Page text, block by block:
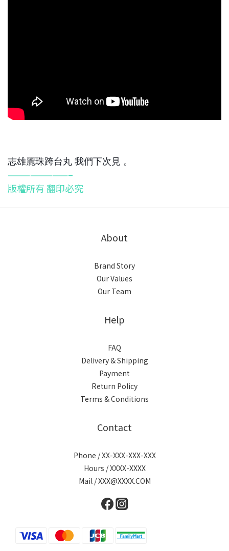
志雄麗珠跨台丸 我們下次見 。
————————–
版權所有 翻印必究
About
Brand Story
Our Values
Our Team
Help
FAQ
Delivery & Shipping
Payment
Return Policy
Terms & Conditions
Contact
Phone / XX-XXX-XXX-XXX
Hours / XXXX-XXXX
Mail / XXX@XXXX.COM